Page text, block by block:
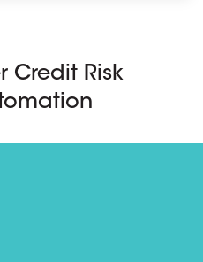
Credit Risk